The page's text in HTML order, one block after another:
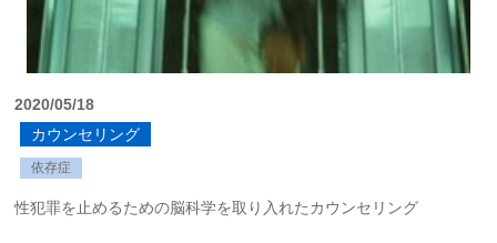
2020/05/18
カウンセリング
依存症
性犯罪を止めるための脳科学を取り入れたカウンセリング